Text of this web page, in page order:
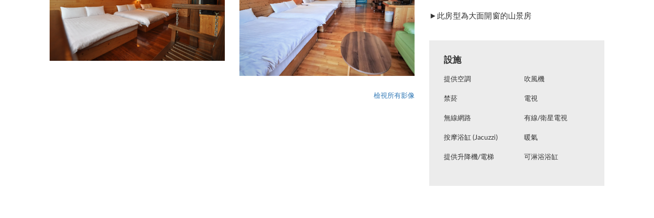
檢視所有影像
►此房型為大面開窗的山景房
設施
提供空調 吹風機
禁菸 電視
無線網路 有線/衛星電視
按摩浴缸 (Jacuzzi) 暖氣
提供升降機/電梯 可淋浴浴缸